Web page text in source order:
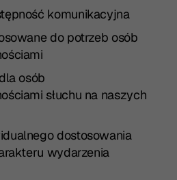
komunikacyjna
do potrzeb osób
osób
słuchu na naszych
dostosowania
wydarzenia